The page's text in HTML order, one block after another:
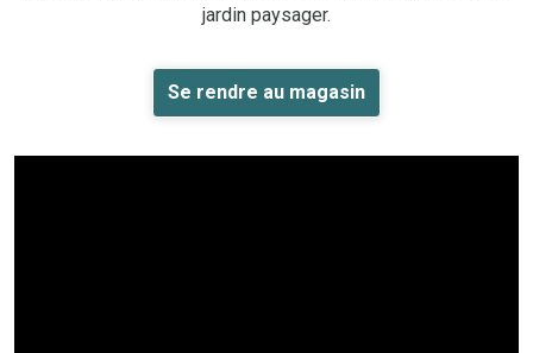
jardin paysager.
Se rendre au magasin